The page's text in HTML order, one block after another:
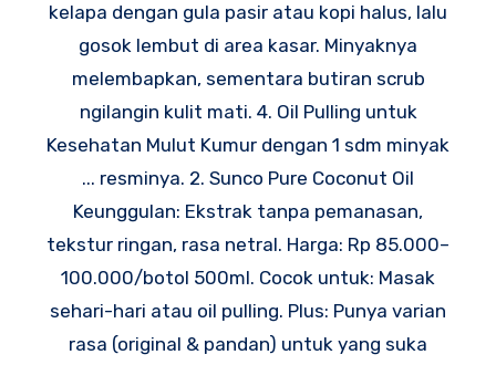
kelapa dengan gula pasir atau kopi halus, lalu
gosok lembut di area kasar. Minyaknya
melembapkan, sementara butiran scrub
ngilangin kulit mati. 4. Oil Pulling untuk
Kesehatan Mulut Kumur dengan 1 sdm minyak
... resminya. 2. Sunco Pure Coconut Oil
Keunggulan: Ekstrak tanpa pemanasan,
tekstur ringan, rasa netral. Harga: Rp 85.000–
100.000/botol 500ml. Cocok untuk: Masak
sehari-hari atau oil pulling. Plus: Punya varian
rasa (original & pandan) untuk yang suka